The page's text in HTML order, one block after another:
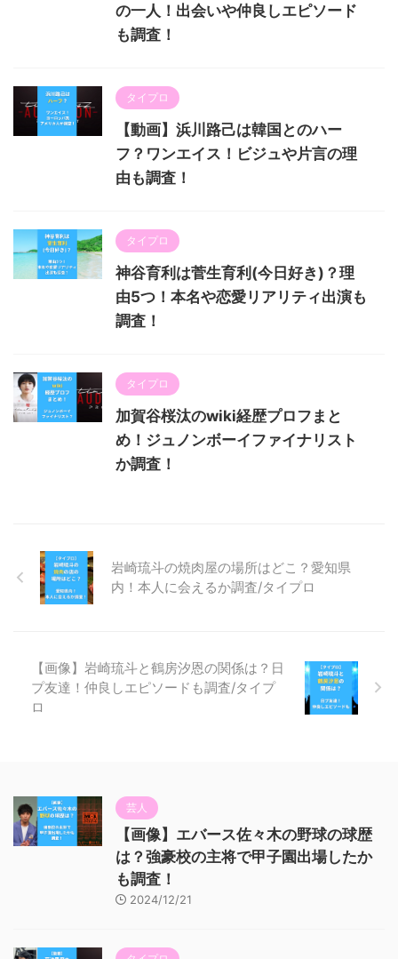
の一人！出会いや仲良しエピソード
も調査！
タイプロ
【動画】浜川路己は韓国とのハー
フ？ワンエイス！ビジュや片言の理
由も調査！
タイプロ
神谷育利は菅生育利(今日好き)？理
由5つ！本名や恋愛リアリティ出演も
調査！
タイプロ
加賀谷桜汰のwiki経歴プロフまと
め！ジュノンボーイファイナリスト
か調査！
岩崎琉斗の焼肉屋の場所はどこ？愛知県
内！本人に会えるか調査/タイプロ
【画像】岩崎琉斗と鶴房汐恩の関係は？日
プ友達！仲良しエピソードも調査/タイプ
ロ
芸人
【画像】エバース佐々木の野球の球歴
は？強豪校の主将で甲子園出場したか
も調査！
2024/12/21